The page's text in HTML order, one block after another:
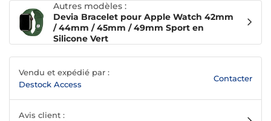
Autres modèles :
Devia Bracelet pour Apple Watch 42mm
/ 44mm / 45mm / 49mm Sport en
Silicone Vert
Vendu et expédié par :
Destock Access
Contacter
Avis client :